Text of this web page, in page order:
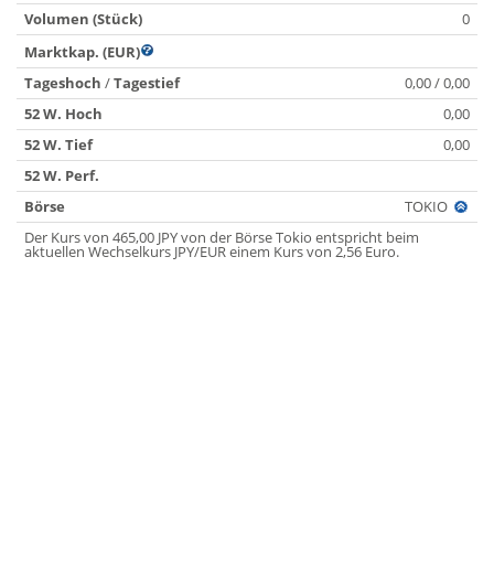
Volumen (Stück)
0
Marktkap. (EUR)
Tageshoch /Tagestief
0,00 / 0,00
52 W. Hoch
0,00
52 W. Tief
0,00
52 W. Perf.
Börse
TOKIO
Der Kurs von 465,00 JPY von der Börse Tokio entspricht beim
aktuellen Wechselkurs JPY/EUR einem Kurs von 2,56 Euro.